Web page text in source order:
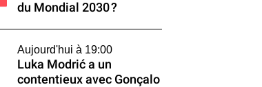
du Mondial 2030 ?
Aujourd'hui à 19:00
Luka Modrić a un
contentieux avec Gonçalo